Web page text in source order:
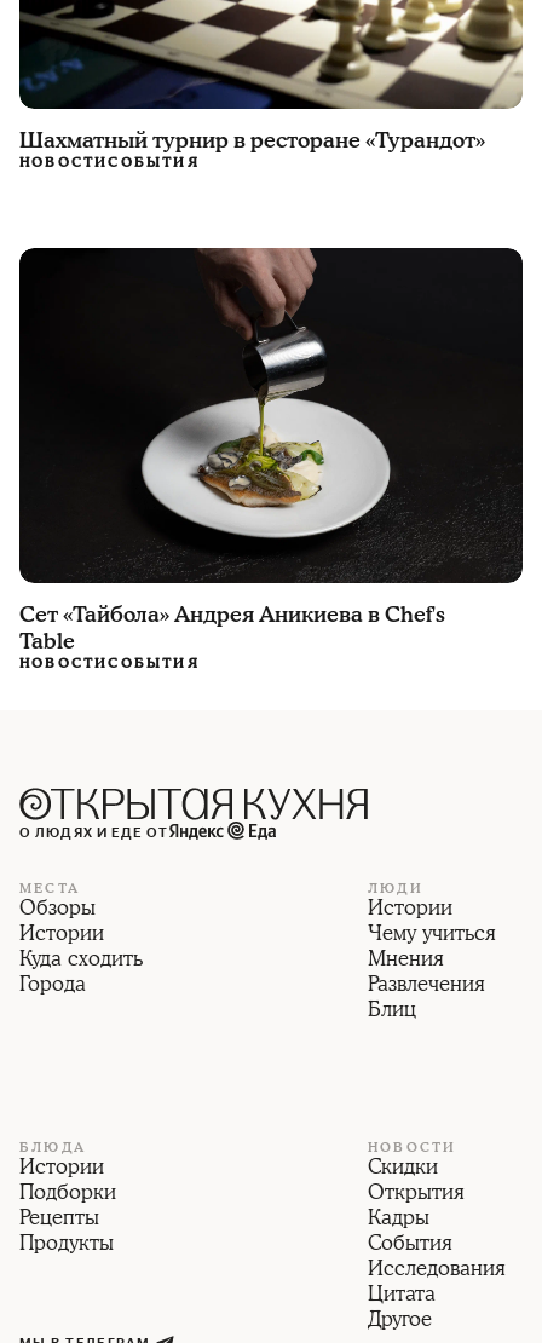
Шахматный турнир в ресторане «Турандот»
НОВОСТИСОБЫТИЯ
Сет «Тайбола» Андрея Аникиева в Chef's
Table
НОВОСТИСОБЫТИЯ
О ЛЮДЯХ И ЕДЕ ОТ
МЕСТА
Обзоры
Истории
Куда сходить
Города
ЛЮДИ
Истории
Чему учиться
Мнения
Развлечения
Блиц
БЛЮДА
Истории
Подборки
Рецепты
Продукты
НОВОСТИ
Скидки
Открытия
Кадры
События
Исследования
Цитата
Другое